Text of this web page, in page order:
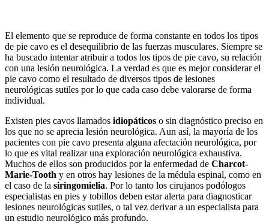
El elemento que se reproduce de forma constante en todos los tipos
de pie cavo es el desequilibrio de las fuerzas musculares. Siempre se
ha buscado intentar atribuir a todos los tipos de pie cavo, su relación
con una lesión neurológica. La verdad es que es mejor considerar el
pie cavo como el resultado de diversos tipos de lesiones
neurológicas sutiles por lo que cada caso debe valorarse de forma
individual.
Existen pies cavos llamados idiopáticos o sin diagnóstico preciso en
los que no se aprecia lesión neurológica. Aun así, la mayoría de los
pacientes con pie cavo presenta alguna afectación neurológica, por
lo que es vital realizar una exploración neurológica exhaustiva.
Muchos de ellos son producidos por la enfermedad de Charcot-
Marie-Tooth y en otros hay lesiones de la médula espinal, como en
el caso de la siringomielia. Por lo tanto los cirujanos podólogos
especialistas en pies y tobillos deben estar alerta para diagnosticar
lesiones neurológicas sutiles, o tal vez derivar a un especialista para
un estudio neurológico más profundo.